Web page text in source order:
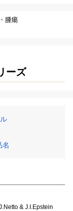
腫瘍
ーズ
名
& J.I.Epstein